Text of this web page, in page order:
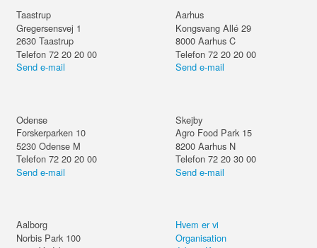
Taastrup
Gregersensvej 1
2630 Taastrup
Telefon 72 20 20 00
Send e-mail
Aarhus
Kongsvang Allé 29
8000 Aarhus C
Telefon 72 20 20 00
Send e-mail
Odense
Forskerparken 10
5230 Odense M
Telefon 72 20 20 00
Send e-mail
Skejby
Agro Food Park 15
8200 Aarhus N
Telefon 72 20 30 00
Send e-mail
Aalborg
Norbis Park 100
Hvem er vi
Organisation